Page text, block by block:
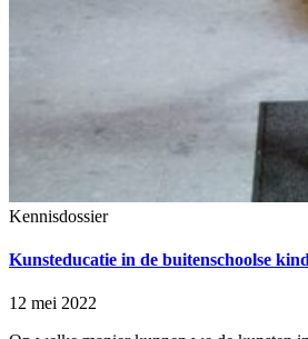
Kennisdossier
Kunsteducatie in de buitenschoolse
12 mei 2022